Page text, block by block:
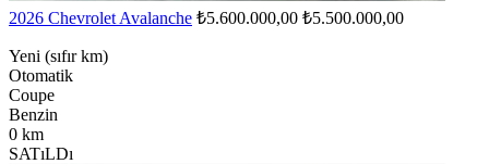
2026 Chevrolet Avalanche ₺5.600.000,00 ₺5.500.000,00
Yeni (sıfır km)
Otomatik
Coupe
Benzin
0 km
SATıLDı